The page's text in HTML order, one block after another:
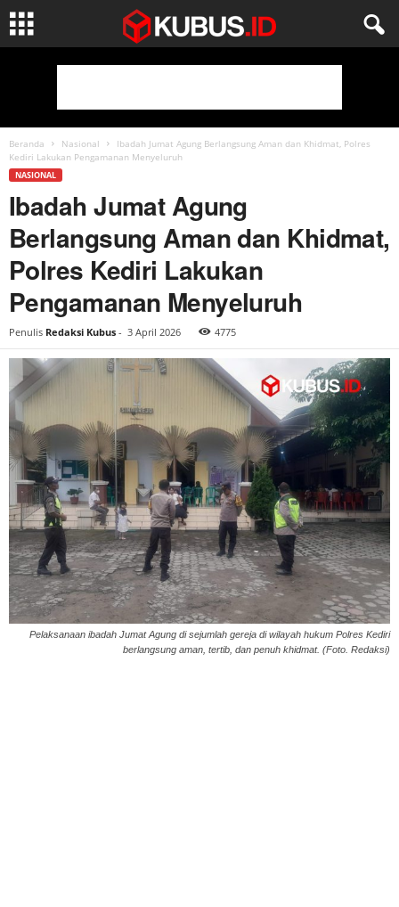
Beranda Nasional
Ibadah Jumat Agung Berlangsung Aman dan Khidmat, Polres
Kediri Lakukan Pengamanan Menyeluruh
NASIONAL
Ibadah Jumat Agung
Berlangsung Aman dan Khidmat,
Polres Kediri Lakukan
Pengamanan Menyeluruh
Penulis Redaksi Kubus - 3 April 2026 4775
Pelaksanaan ibadah Jumat Agung di sejumlah gereja di wilayah hukum Polres Kediri
berlangsung aman, tertib, dan penuh khidmat. (Foto. Redaksi)